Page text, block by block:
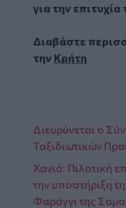
για την επιτυχία
Διαβάστε
την Κρήτη
Διευρύνεται ο
Ταξιδιωτικών
Χανιά: Πιλοτική
την υποστήριξη
Φαράγγι της